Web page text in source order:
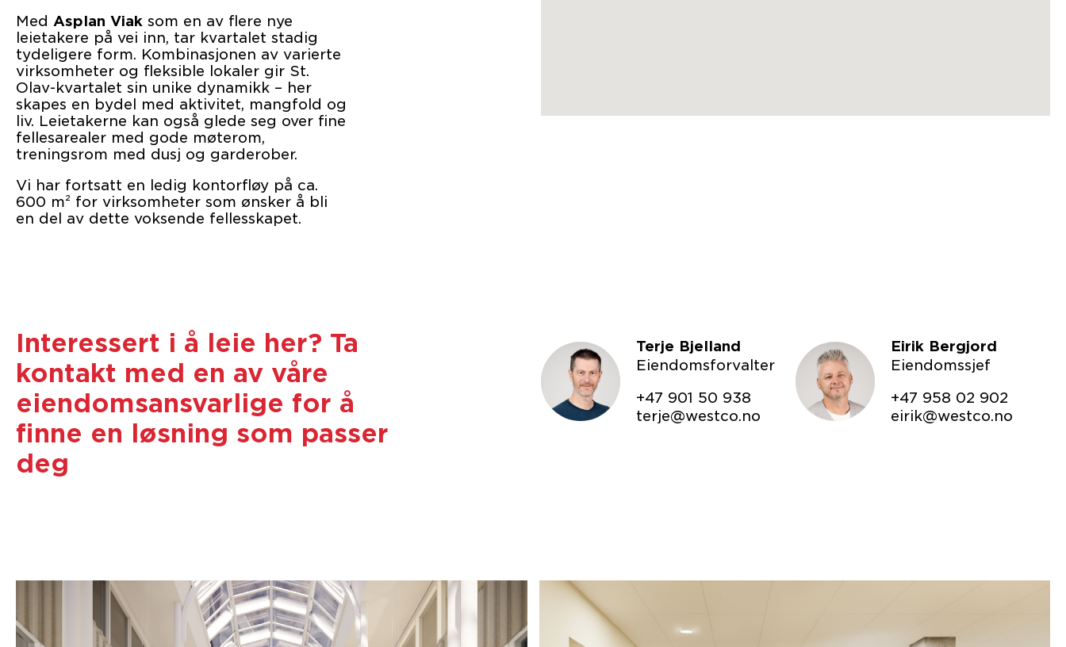
Med Asplan Viak som en av flere nye
leietakere på vei inn, tar kvartalet stadig
tydeligere form. Kombinasjonen av varierte
virksomheter og fleksible lokaler gir St.
Olav-kvartalet sin unike dynamikk – her
skapes en bydel med aktivitet, mangfold og
liv. Leietakerne kan også glede seg over fine
fellesarealer med gode møterom,
treningsrom med dusj og garderober.
Vi har fortsatt en ledig kontorfløy på ca.
600 m² for virksomheter som ønsker å bli
en del av dette voksende fellesskapet.
Interessert i å leie her? Ta
kontakt med en av våre
eiendomsansvarlige for å
finne en løsning som passer
deg
Terje Bjelland
Eiendomsforvalter
+47 901 50 938
terje@westco.no
Eirik Bergjord
Eiendomssjef
+47 958 02 902
eirik@westco.no